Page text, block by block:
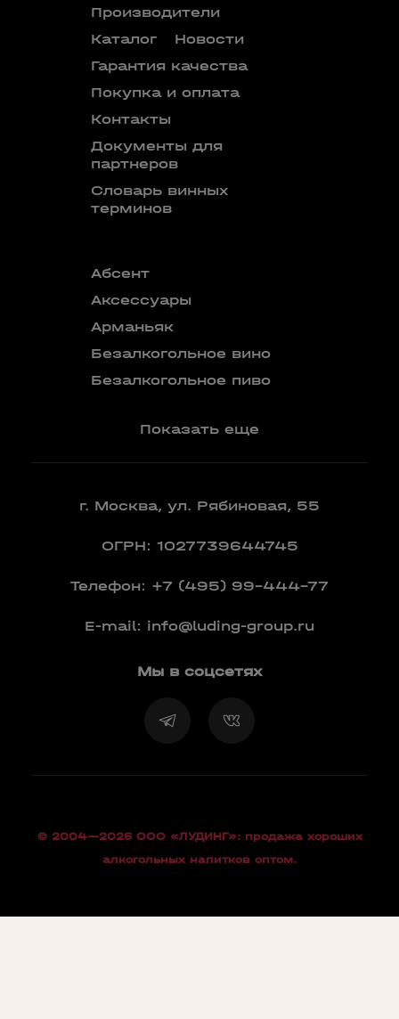
Производители
Каталог
Новости
Гарантия качества
Покупка и оплата
Контакты
Документы для
партнеров
Словарь винных
терминов
Абсент
Аксессуары
Арманьяк
Безалкогольное вино
Безалкогольное пиво
Показать еще
г. Москва, ул. Рябиновая, 55
ОГРН: 1027739644745
Телефон: +7 (495) 99-444-77
E-mail: info@luding-group.ru
Мы в соцсетях
© 2004—2026 OOO «ЛУДИНГ»: продажа хороших
алкогольных напитков оптом.